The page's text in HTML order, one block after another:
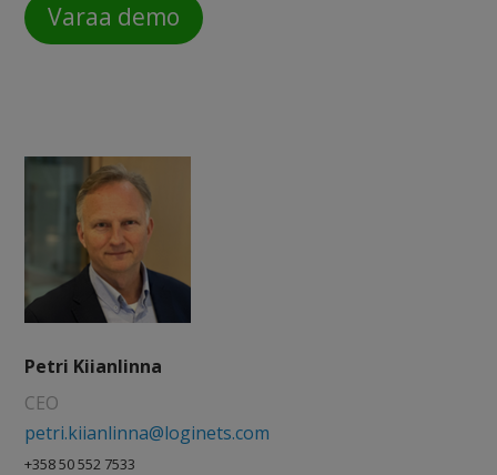
Varaa demo
Petri Kiianlinna
CEO
petri.kiianlinna@loginets.com
+358 50 552 7533